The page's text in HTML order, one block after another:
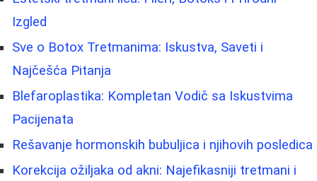
Izgled
Sve o Botox Tretmanima: Iskustva, Saveti i
Najčešća Pitanja
Blefaroplastika: Kompletan Vodič sa Iskustvima
Pacijenata
Rešavanje hormonskih bubuljica i njihovih posledica
Korekcija ožiljaka od akni: Najefikasniji tretmani i